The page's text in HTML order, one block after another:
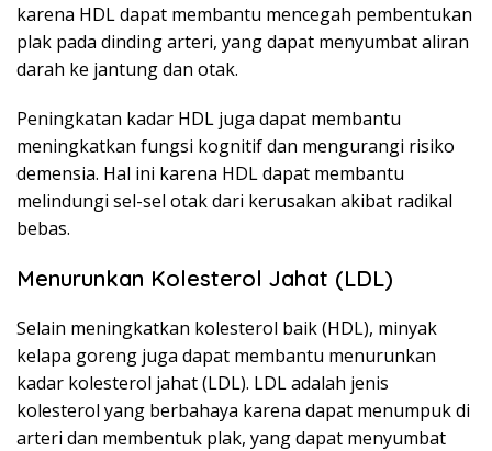
karena HDL dapat membantu mencegah pembentukan
plak pada dinding arteri, yang dapat menyumbat aliran
darah ke jantung dan otak.
Peningkatan kadar HDL juga dapat membantu
meningkatkan fungsi kognitif dan mengurangi risiko
demensia. Hal ini karena HDL dapat membantu
melindungi sel-sel otak dari kerusakan akibat radikal
bebas.
Menurunkan Kolesterol Jahat (LDL)
Selain meningkatkan kolesterol baik (HDL), minyak
kelapa goreng juga dapat membantu menurunkan
kadar kolesterol jahat (LDL). LDL adalah jenis
kolesterol yang berbahaya karena dapat menumpuk di
arteri dan membentuk plak, yang dapat menyumbat